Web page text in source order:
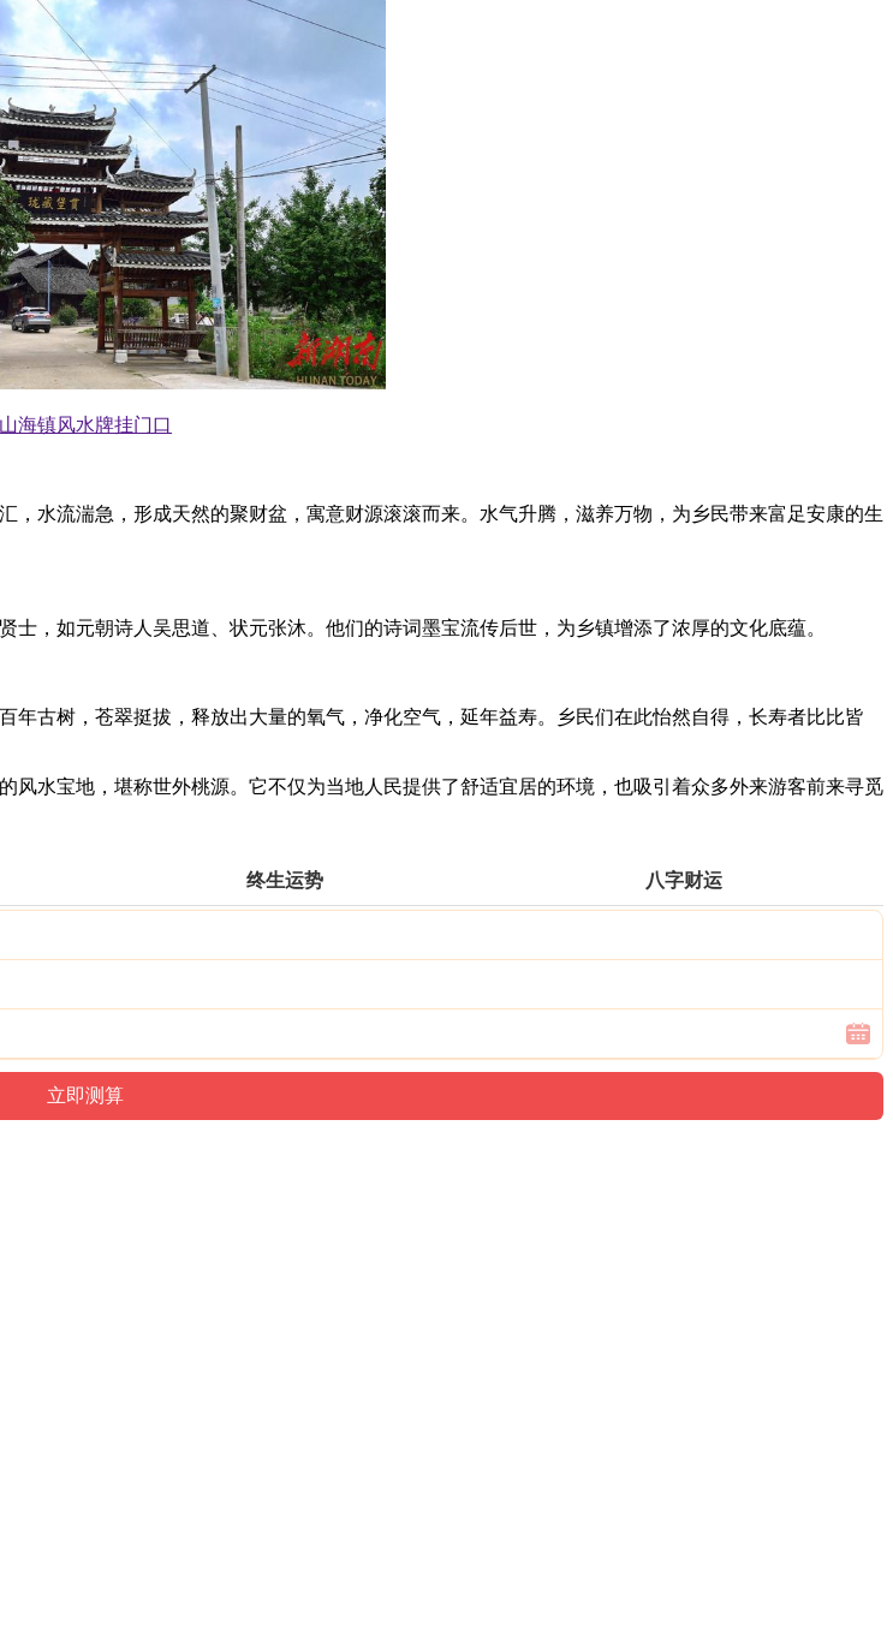
山海镇风水牌挂门口
水流湍急，形成天然的聚财盆，寓意财源滚滚而来。水气升腾，滋养万物，为乡民带来富足安康的生
，如元朝诗人吴思道、状元张沐。他们的诗词墨宝流传后世，为乡镇增添了浓厚的文化底蕴。
古树，苍翠挺拔，释放出大量的氧气，净化空气，延年益寿。乡民们在此怡然自得，长寿者比比皆
水宝地，堪称世外桃源。它不仅为当地人民提供了舒适宜居的环境，也吸引着众多外来游客前来寻觅
终生运势 八字财运